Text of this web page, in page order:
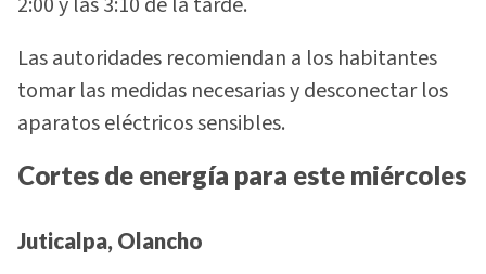
Las autoridades recomiendan a los habitantes
tomar las medidas necesarias y desconectar los
aparatos eléctricos sensibles.
Cortes de energía para este miércoles
Juticalpa, Olancho